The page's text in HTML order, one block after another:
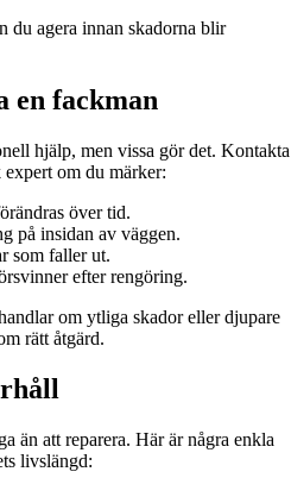
du agera innan skadorna blir
en fackman
hjälp, men vissa gör det. Kontakta
om du märker:
över tid.
på insidan av väggen.
som faller ut.
efter rengöring.
om ytliga skador eller djupare
rätt åtgärd.
än att reparera. Här är några enkla
livslängd: